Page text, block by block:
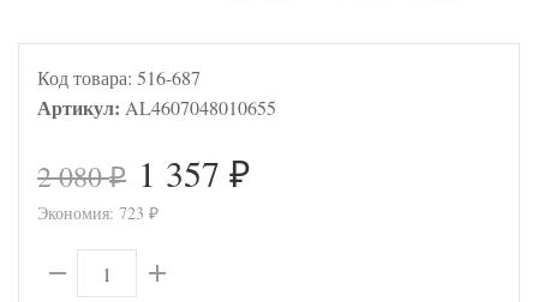
Код товара: 516-687
Артикул: AL4607048010655
2 080₽ 1 357 ₽
Экономия: 723 ₽